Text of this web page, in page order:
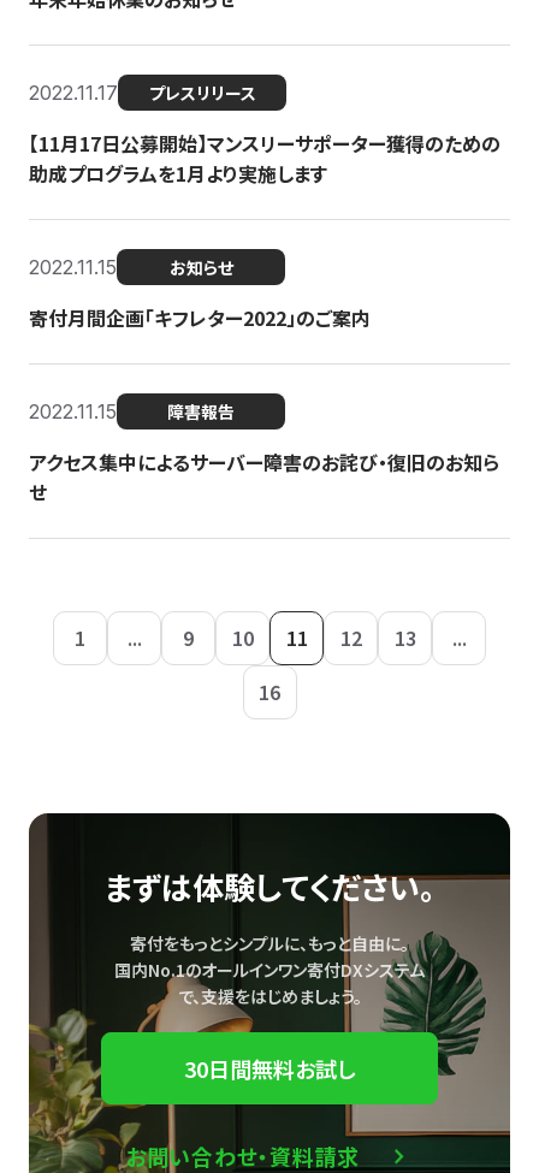
2022.11.17 プレスリリース
【11月17日公募開始】マンスリーサポーター獲得のための
助成プログラムを1月より実施します
2022.11.15 お知らせ
寄付月間企画「キフレター2022」のご案内
2022.11.15 障害報告
アクセス集中によるサーバー障害のお詫び・復旧のお知ら
せ
1 ... 9 10 11 12 13
...
16
まずは体験してください。
寄付をもっとシンプルに、もっと自由に。
国内No.1のオールインワン寄付DXシステム
で、支援をはじめましょう。
30日間無料お試し
お問い合わせ・資料請求